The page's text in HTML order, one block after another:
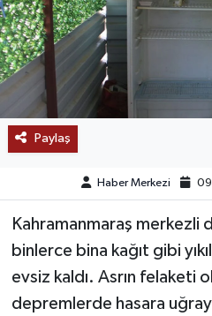
Paylaş
Haber Merkezi
Kahramanmaraş merkezli
binlerce bina kağıt gibi
evsiz kaldı. Asrın felaketi
depremlerde hasara
BÖLGE
KEŞFET
POPÜLER
DÜNYA
TREND
MEDYA
OTOMOTİV